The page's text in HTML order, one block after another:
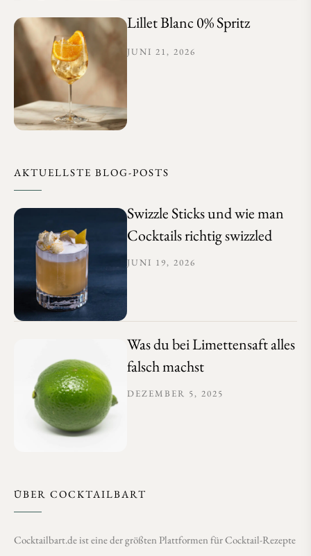
Lillet Blanc 0% Spritz
JUNI 21, 2026
AKTUELLSTE BLOG-POSTS
Swizzle Sticks und wie man
Cocktails richtig swizzled
JUNI 19, 2026
Was du bei Limettensaft alles
falsch machst
DEZEMBER 5, 2025
ÜBER COCKTAILBART
Cocktailbart.de ist eine der größten Plattformen für Cocktail-Rezepte